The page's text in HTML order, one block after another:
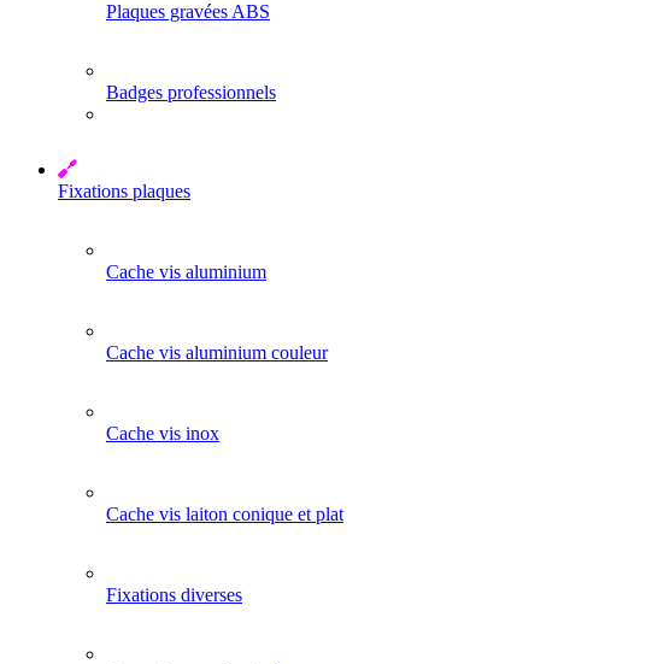
Plaques gravées ABS
Badges professionnels
Fixations plaques
Cache vis aluminium
Cache vis aluminium couleur
Cache vis inox
Cache vis laiton conique et plat
Fixations diverses